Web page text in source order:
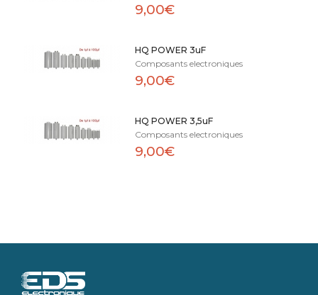
9,00€
HQ POWER 3uF
Composants electroniques
9,00€
HQ POWER 3,5uF
Composants electroniques
9,00€